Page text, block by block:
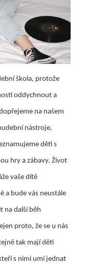
škola, protože
oddychnout a
na našem
nástroje,
děti s
hry a zábavy. Život
vaše dítě
a bude vás neustále
na další běh
proto, že se u nás
tak mají děti
s nimi umí jednat